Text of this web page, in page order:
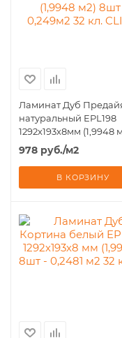
Ламинат Дуб
натуральный EPL198
1292х193х8мм (1,9948
8шт - 0,249м2 32 кл.
978 руб./м2
В КОРЗИНУ